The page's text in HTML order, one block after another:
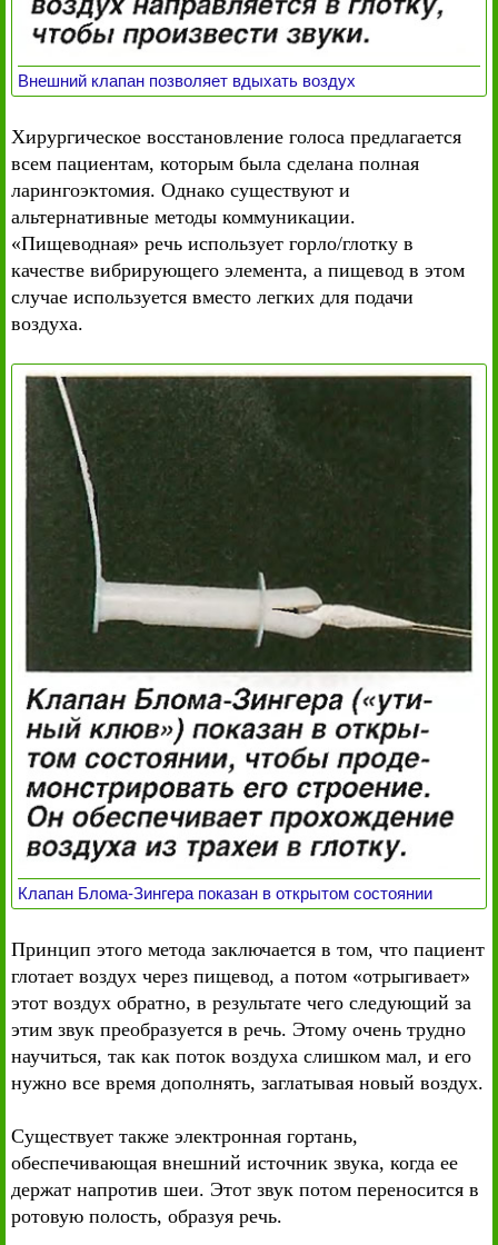
Внешний клапан позволяет вдыхать воздух
Хирургическое восстановление голоса предлагается
всем пациентам, которым была сделана полная
ларингоэктомия. Однако существуют и
альтернативные методы коммуникации.
«Пищеводная» речь использует горло/глотку в
качестве вибрирующего элемента, а пищевод в этом
случае используется вместо легких для подачи
воздуха.
Клапан Блома-Зингера показан в открытом состоянии
Принцип этого метода заключается в том, что пациент
глотает воздух через пищевод, а потом «отрыгивает»
этот воздух обратно, в результате чего следующий за
этим звук преобразуется в речь. Этому очень трудно
научиться, так как поток воздуха слишком мал, и его
нужно все время дополнять, заглатывая новый воздух.
Существует также электронная гортань,
обеспечивающая внешний источник звука, когда ее
держат напротив шеи. Этот звук потом переносится в
ротовую полость, образуя речь.